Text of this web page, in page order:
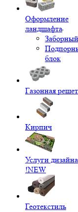
Оформление
ландшафта
блок
Газонная
Кирпич
Услуги дизайна
!NEW
Геотекстиль